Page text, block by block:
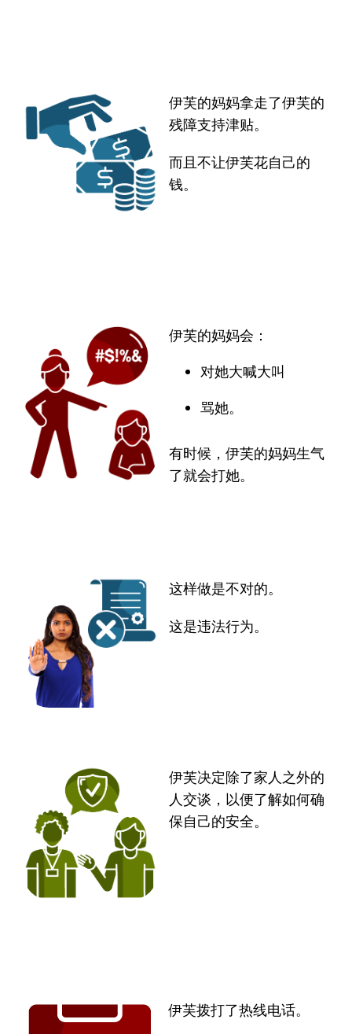
伊芙的妈妈拿走了伊芙的
残障支持津贴。
而且不让伊芙花自己的
钱。
伊芙的妈妈会：
对她大喊大叫
骂她。
有时候，伊芙的妈妈生气
了就会打她。
这样做是不对的。
这是违法行为。
伊芙决定除了家人之外的
人交谈，以便了解如何确
保自己的安全。
伊芙拨打了1800RESPECT 热线电话。